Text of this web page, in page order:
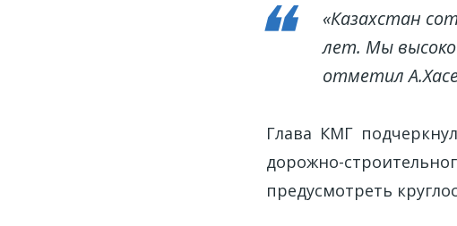
«Казахстан
лет. Мы
отметил
Глава КМГ
дорожно-
предусмотреть